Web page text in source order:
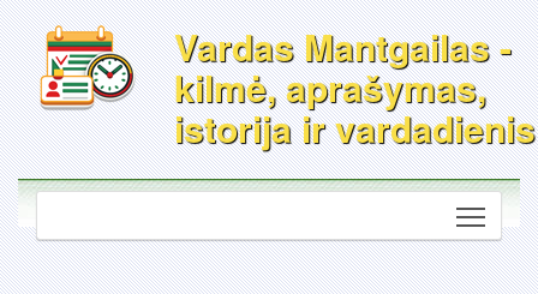
Vardas Mantgailas -
kilmė, aprašymas,
istorija ir vardadienis